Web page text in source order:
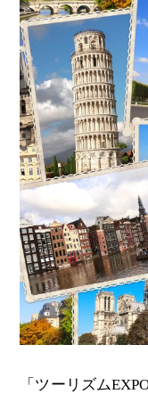
「ツーリズム